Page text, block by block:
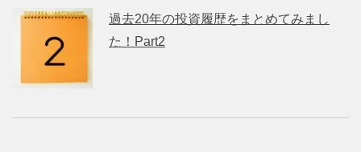
過去20年の投資履歴をまとめてみまし
た！Part2